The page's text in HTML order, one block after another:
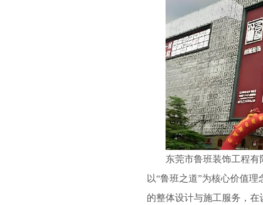
东莞市鲁班装饰工程
以“鲁班之道”为核心价值
的整体设计与施工服务，